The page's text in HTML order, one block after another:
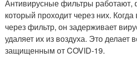
Антивирусные фильтры работают,
который проходит через них. Когда
через фильтр, он задерживает
удаляет их из воздуха. Это делает
защищенным от COVID-19.